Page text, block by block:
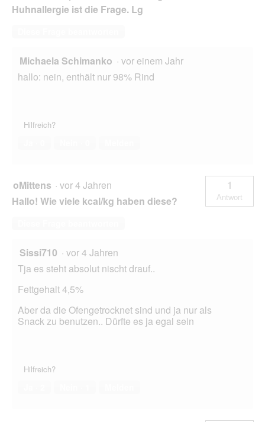
Huhnallergie ist die Frage. Lg
Michaela Schimanko · vor einem Jahr
hallo: nein, enthält nur 98% Rind
Hilfreich?
oMittens · vor 4 Jahren
Hallo! Wie viele kcal/kg haben diese?
1
Antwort
Sissi710 · vor 4 Jahren
Tja es steht absolut nischt drauf..
Fettgehalt 4,5%
Aber da die Ofengetrocknet sind und ja nur als
Snack zu benutzen.. Dürfte es ja egal sein
Hilfreich?